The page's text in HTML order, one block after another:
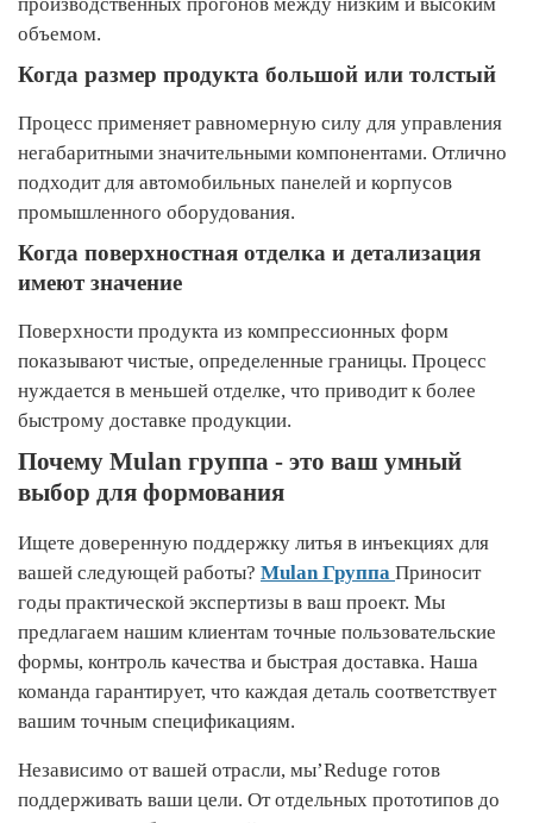
объемом.
Когда размер продукта большой или толстый
Процесс применяет равномерную силу для управления
негабаритными значительными компонентами. Отлично
подходит для автомобильных панелей и корпусов
промышленного оборудования.
Когда поверхностная отделка и детализация
имеют значение
Поверхности продукта из компрессионных форм
показывают чистые, определенные границы. Процесс
нуждается в меньшей отделке, что приводит к более
быстрому доставке продукции.
Почему Mulan группа - это ваш умный
выбор для формования
Ищете доверенную поддержку литья в инъекциях для
вашей следующей работы? Mulan Группа Приносит
годы практической экспертизы в ваш проект. Мы
предлагаем нашим клиентам точные пользовательские
формы, контроль качества и быстрая доставка. Наша
команда гарантирует, что каждая деталь соответствует
вашим точным спецификациям.
Независимо от вашей отрасли, мы’Reduge готов
поддерживать ваши цели. От отдельных прототипов до